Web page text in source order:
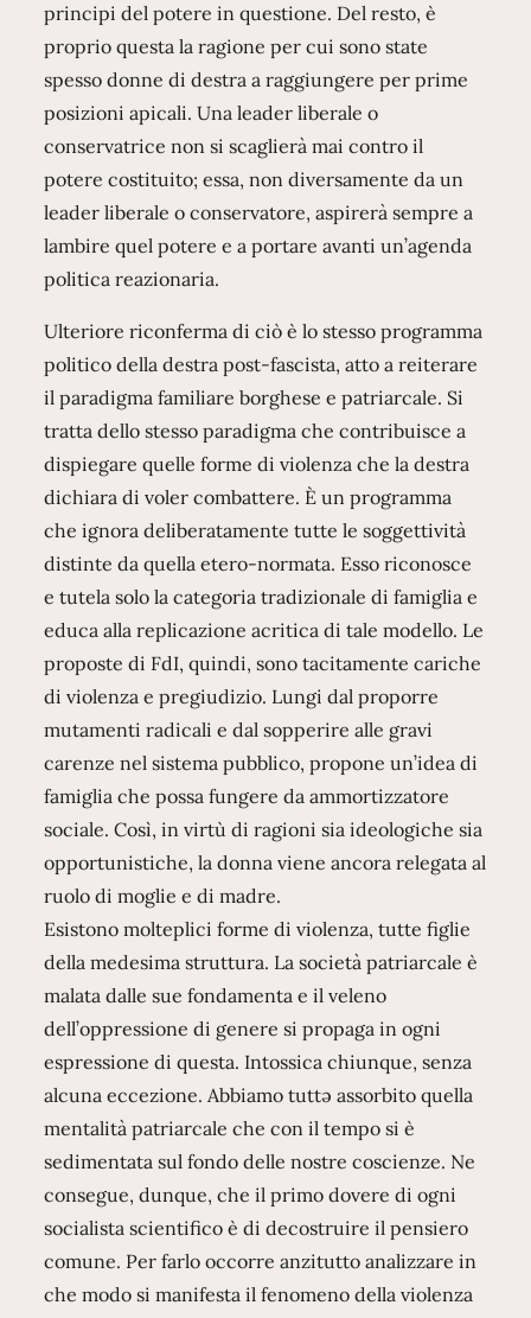
principi del potere in questione. Del resto, è
proprio questa la ragione per cui sono state
spesso donne di destra a raggiungere per prime
posizioni apicali. Una leader liberale o
conservatrice non si scaglierà mai contro il
potere costituito; essa, non diversamente da un
leader liberale o conservatore, aspirerà sempre a
lambire quel potere e a portare avanti un’agenda
politica reazionaria.
Ulteriore riconferma di ciò è lo stesso programma
politico della destra post-fascista, atto a reiterare
il paradigma familiare borghese e patriarcale. Si
tratta dello stesso paradigma che contribuisce a
dispiegare quelle forme di violenza che la destra
dichiara di voler combattere. È un programma
che ignora deliberatamente tutte le soggettività
distinte da quella etero-normata. Esso riconosce
e tutela solo la categoria tradizionale di famiglia e
educa alla replicazione acritica di tale modello. Le
proposte di FdI, quindi, sono tacitamente cariche
di violenza e pregiudizio. Lungi dal proporre
mutamenti radicali e dal sopperire alle gravi
carenze nel sistema pubblico, propone un’idea di
famiglia che possa fungere da ammortizzatore
sociale. Così, in virtù di ragioni sia ideologiche sia
opportunistiche, la donna viene ancora relegata al
ruolo di moglie e di madre.
Esistono molteplici forme di violenza, tutte figlie
della medesima struttura. La società patriarcale è
malata dalle sue fondamenta e il veleno
dell’oppressione di genere si propaga in ogni
espressione di questa. Intossica chiunque, senza
alcuna eccezione. Abbiamo tuttə assorbito quella
mentalità patriarcale che con il tempo si è
sedimentata sul fondo delle nostre coscienze. Ne
consegue, dunque, che il primo dovere di ogni
socialista scientifico è di decostruire il pensiero
comune. Per farlo occorre anzitutto analizzare in
che modo si manifesta il fenomeno della violenza